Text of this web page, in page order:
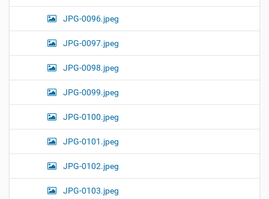
JPG-0096.jpeg
JPG-0097.jpeg
JPG-0098.jpeg
JPG-0099.jpeg
JPG-0100.jpeg
JPG-0101.jpeg
JPG-0102.jpeg
JPG-0103.jpeg